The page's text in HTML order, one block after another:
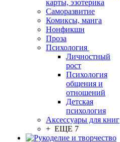
карты, эзотерика
Саморазвитие
Комиксы, манга
Нонфикшн
Проза
Психология
Личностный
рост
Психология
общения и
отношений
Детская
психология
Аксессуары для книг
+ ЕЩЕ 7